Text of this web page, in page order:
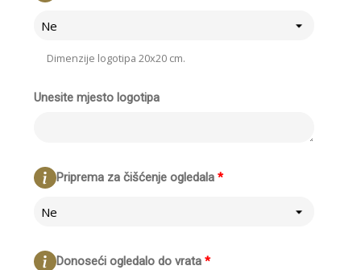
Ne
Dimenzije logotipa 20x20 cm.
Unesite mjesto logotipa
*
Priprema za čišćenje ogledala
Ne
*
Donoseći ogledalo do vrata